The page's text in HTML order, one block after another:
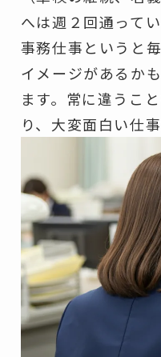
へは週２回通ってい
事務仕事というと
イメージがあるか
ます。常に違うこ
り、大変面白い仕